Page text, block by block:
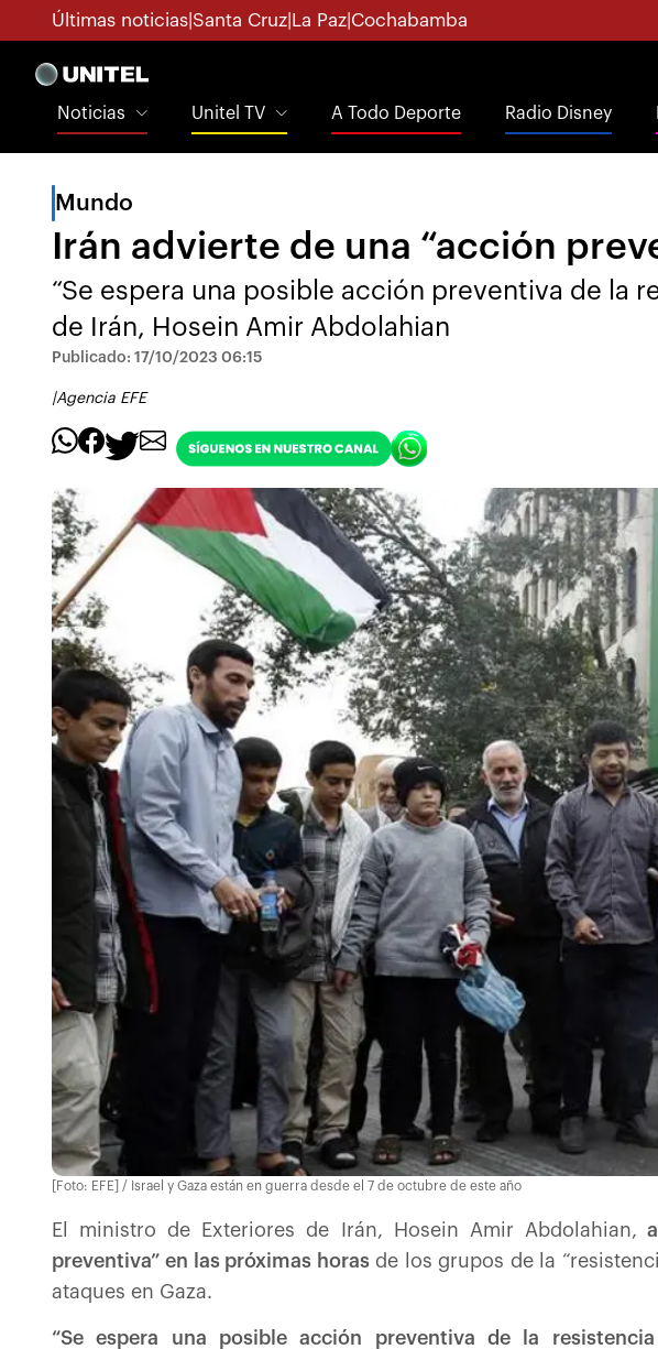
Últimas noticias Santa Cruz La Paz Cochabamba
Noticias Unitel TV A Todo Deporte Radio Disney
Mundo
Irán advierte de una “acción
“Se espera una posible acción preventiva de la
de Irán, Hosein Amir Abdolahian
Publicado: 17/10/2023 06:15
|Agencia EFE
[Foto: EFE] / Israel y Gaza están en guerra desde el 7 de octubre de este año
El ministro de Exteriores de Irán, Hosein Amir Abdolahian,
preventiva” en las próximas horasde los grupos de la
ataques en Gaza.
“Se espera una posible acción preventiva de la